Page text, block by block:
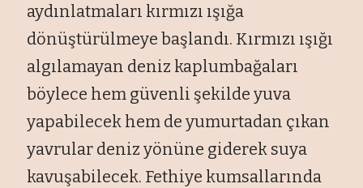
aydınlatmaları kırmızı ışığa
dönüştürülmeye başlandı. Kırmızı ışığı
algılamayan deniz kaplumbağaları
böylece hem güvenli şekilde yuva
yapabilecek hem de yumurtadan çıkan
yavrular deniz yönüne giderek suya
kavuşabilecek. Fethiye kumsallarında